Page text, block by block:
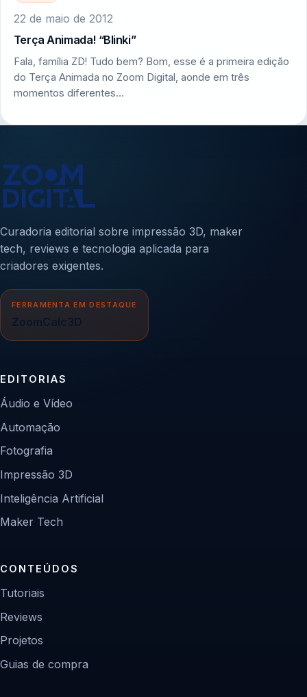
22 de maio de 2012
Terça Animada! “Blinki”
Fala, família ZD! Tudo bem? Bom, esse é a primeira edição
do Terça Animada no Zoom Digital, aonde em três
momentos diferentes…
Curadoria editorial sobre impressão 3D, maker
tech, reviews e tecnologia aplicada para
criadores exigentes.
FERRAMENTA EM DESTAQUE
ZoomCalc3D
EDITORIAS
Áudio e Vídeo
Automação
Fotografia
Impressão 3D
Inteligência Artificial
Maker Tech
CONTEÚDOS
Tutoriais
Reviews
Projetos
Guias de compra